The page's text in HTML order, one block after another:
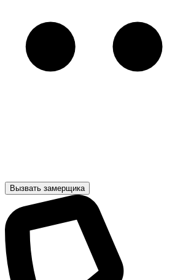
Вызвать замерщика